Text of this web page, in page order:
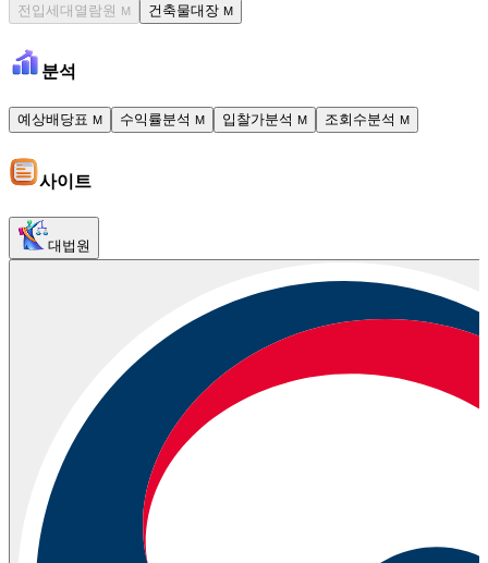
전입세대열람원 M 건축물대장 M
분석
예상배당표 M 수익률분석 M 입찰가분석 M 조회수분석 M
사이트
대법원